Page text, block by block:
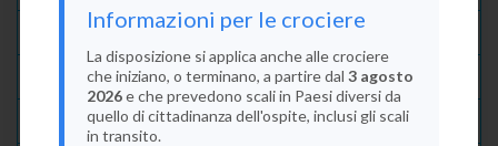
Disponibilità
Condizioni
Recensioni
Informazioni per le crociere
La disposizione si applica anche alle crociere
che iniziano, o terminano, a partire dal 3 agosto
2026e che prevedono scali in Paesi diversi da
quello di cittadinanza dell'ospite, inclusi gli scali
in transito.